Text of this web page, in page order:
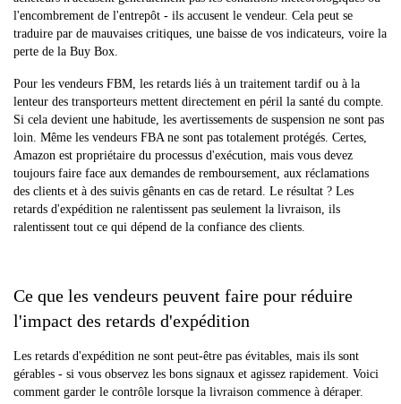
l'encombrement de l'entrepôt - ils accusent le vendeur. Cela peut se
traduire par de mauvaises critiques, une baisse de vos indicateurs, voire la
perte de la Buy Box.
Pour les vendeurs FBM, les retards liés à un traitement tardif ou à la
lenteur des transporteurs mettent directement en péril la santé du compte.
Si cela devient une habitude, les avertissements de suspension ne sont pas
loin. Même les vendeurs FBA ne sont pas totalement protégés. Certes,
Amazon est propriétaire du processus d'exécution, mais vous devez
toujours faire face aux demandes de remboursement, aux réclamations
des clients et à des suivis gênants en cas de retard. Le résultat ? Les
retards d'expédition ne ralentissent pas seulement la livraison, ils
ralentissent tout ce qui dépend de la confiance des clients.
Ce que les vendeurs peuvent faire pour réduire
l'impact des retards d'expédition
Les retards d'expédition ne sont peut-être pas évitables, mais ils sont
gérables - si vous observez les bons signaux et agissez rapidement. Voici
comment garder le contrôle lorsque la livraison commence à déraper.